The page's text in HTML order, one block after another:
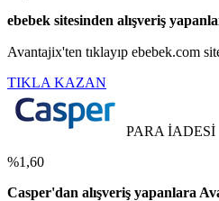
ebebek sitesinden alışveriş
Avantajix'ten tıklayıp ebebek.com
TIKLA KAZAN
PARA İADESİ
%1,60
Casper'dan alışveriş yapanlara